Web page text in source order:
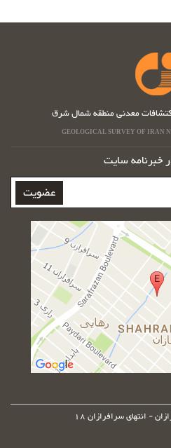
- انتهای سرافرازان 18
معدنی منطقه شمال شرق
GEOLOGICAL SURVEY OF IRAN
سایت
عضویت